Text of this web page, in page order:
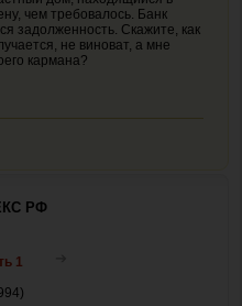
чем требовалось. Банк
задолженность. Скажите, как
не виноват, а мне
кармана?
РФ
1